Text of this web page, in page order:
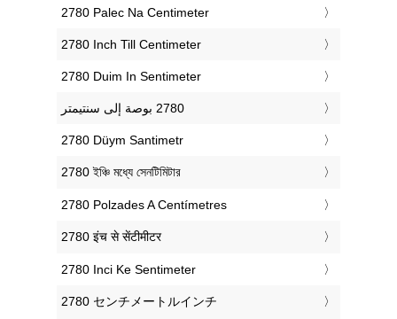
‎2780 Palec Na Centimeter
‎2780 Inch Till Centimeter
‎2780 Duim In Sentimeter
‎2780 Düym Santimetr
‎2780 ইঞ্চি মধ্যে সেনটিমিটার
‎2780 Polzades A Centímetres
‎2780 इंच से सेंटीमीटर
‎2780 Inci Ke Sentimeter
‎2780 センチメートルインチ